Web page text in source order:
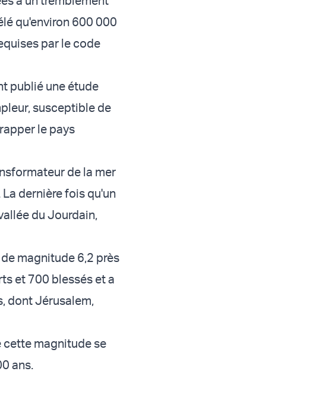
qu'environ 600 000
par le code
publié une étude
susceptible de
le pays
de la mer
dernière fois qu'un
du Jourdain,
magnitude 6,2 près
et 700 blessés et a
dont Jérusalem,
cette magnitude se
ans.